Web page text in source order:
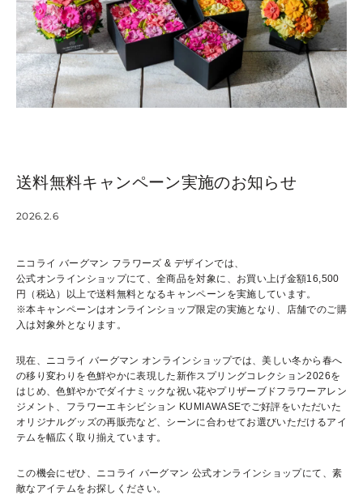
送料無料キャンペーン実施のお知らせ
2026.2.6
ニコライ バーグマン フラワーズ & デザインでは、
公式オンラインショップにて、全商品を対象に、お買い上げ金額16,500
円（税込）以上で送料無料となるキャンペーンを実施しています。
※本キャンペーンはオンラインショップ限定の実施となり、店舗でのご購
入は対象外となります。
現在、ニコライ バーグマン オンラインショップでは、美しい冬から春へ
の移り変わりを色鮮やかに表現した新作スプリングコレクション2026を
はじめ、色鮮やかでダイナミックな祝い花やプリザーブドフラワーアレン
ジメント、フラワーエキシビション KUMIAWASEでご好評をいただいた
オリジナルグッズの再販売など、シーンに合わせてお選びいただけるアイ
テムを幅広く取り揃えています。
この機会にぜひ、ニコライ バーグマン 公式オンラインショップにて、素
敵なアイテムをお探しください。